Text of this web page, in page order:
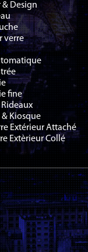
Design
verre
fine
Rideaux
& Kiosque
Extérieur Attaché
Extèrieur Collé